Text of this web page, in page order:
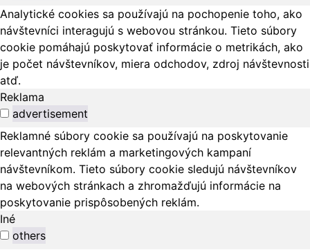
Analytické cookies sa používajú na pochopenie toho, ako
návštevníci interagujú s webovou stránkou. Tieto súbory
cookie pomáhajú poskytovať informácie o metrikách, ako
je počet návštevníkov, miera odchodov, zdroj návštevnosti
atď.
Reklama
advertisement
Reklamné súbory cookie sa používajú na poskytovanie
relevantných reklám a marketingových kampaní
návštevníkom. Tieto súbory cookie sledujú návštevníkov
na webových stránkach a zhromažďujú informácie na
poskytovanie prispôsobených reklám.
Iné
others